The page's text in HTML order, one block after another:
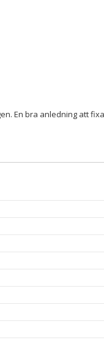
En bra anledning att